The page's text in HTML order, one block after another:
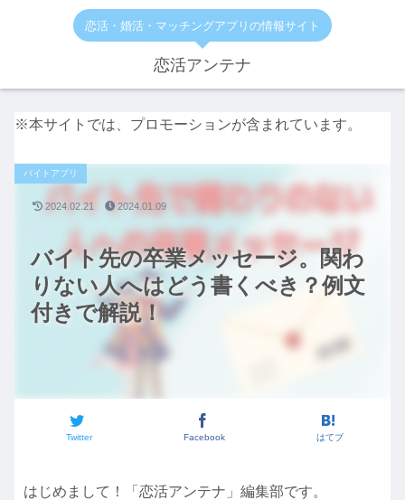
恋活・婚活・マッチングアプリの情報サイト
恋活アンテナ
※本サイトでは、プロモーションが含まれています。
バイト先の卒業メッセージ。関わ
りない人へはどう書くべき？例文
付きで解説！
バイトアプリ
Twitter Facebook はてブ
2024.02.21 2024.01.09
はじめまして！「恋活アンテナ」編集部です。